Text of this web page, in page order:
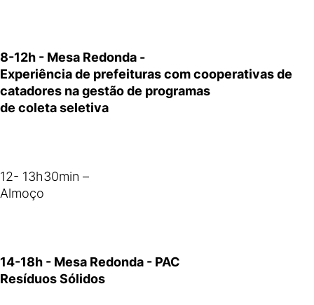
8-12h - Mesa Redonda -
Experiência de prefeituras com cooperativas de
catadores na gestão de programas
de coleta seletiva
12- 13h30min –
Almoço
14-18h - Mesa Redonda - PAC
Resíduos Sólidos